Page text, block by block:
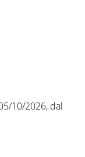
10/2026, dal